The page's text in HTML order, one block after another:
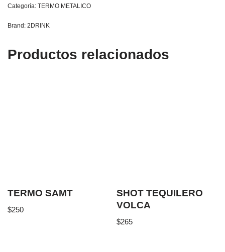
Categoría: TERMO METALICO
Brand: 2DRINK
Productos relacionados
TERMO SAMT
$250
SHOT TEQUILERO
VOLCA
$265